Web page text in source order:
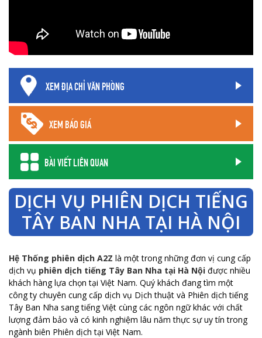
XEM ĐỊA CHỈ VĂN PHÒNG
XEM BÁO GIÁ
BÀI VIẾT LIÊN QUAN
DỊCH VỤ PHIÊN DỊCH TIẾNG
TÂY BAN NHA TẠI HÀ NỘI
Hệ Thống phiên dịch A2Z là một trong những đơn vị cung cấp
dịch vụ phiên dịch tiếng Tây Ban Nha tại Hà Nội được nhiều
khách hàng lựa chọn tại Việt Nam. Quý khách đang tìm một
công ty chuyên cung cấp dịch vụ Dịch thuật và Phiên dịch tiếng
Tây Ban Nha sang tiếng Việt cùng các ngôn ngữ khác với chất
lượng đảm bảo và có kinh nghiệm lâu năm thực sự uy tín trong
ngành biên Phiên dịch tại Việt Nam.